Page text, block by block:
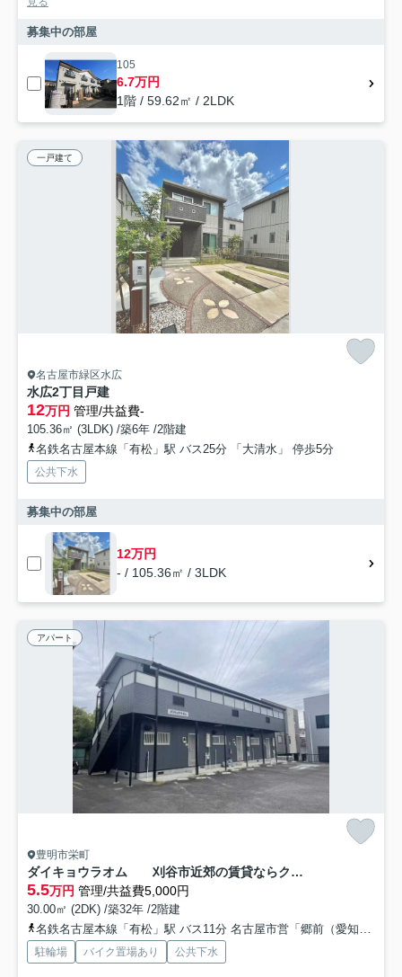
募集中の部屋
105
6.7万円
1階 / 59.62㎡ / 2LDK
一戸建て
名古屋市緑区水広
水広2丁目戸建
12万円 管理/共益費-
105.36㎡ (3LDK) /築6年 /2階建
名鉄名古屋本線「有松」駅 バス25分 「大清水」 停歩5分
公共下水
募集中の部屋
12万円
- / 105.36㎡ / 3LDK
アパート
豊明市栄町
ダイキョウラオム 刈谷市近郊の賃貸ならクラスホーム刈谷店
5.5万円 管理/共益費5,000円
30.00㎡ (2DK) /築32年 /2階建
名鉄名古屋本線「有松」駅 バス11分 名古屋市営「郷前（愛知県）」 停歩10分
駐輪場 バイク置場あり 公共下水